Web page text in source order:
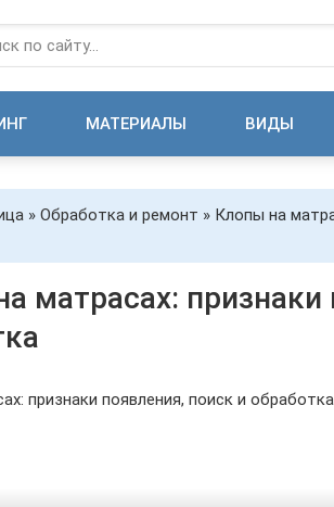
МАТЕРИАЛЫ ВИДЫ
» Обработка и ремонт » Клопы на
матрасах: признаки